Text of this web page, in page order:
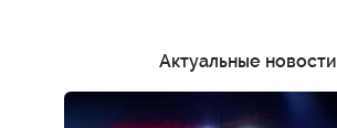
Актуальные новости